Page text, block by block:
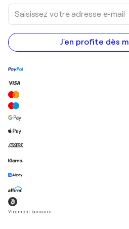
Saisissez
votre
adresse
e-
mail
J'en profite dès
Virement bancaire